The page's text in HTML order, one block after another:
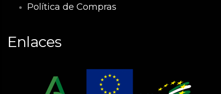
Política de Compras
Enlaces